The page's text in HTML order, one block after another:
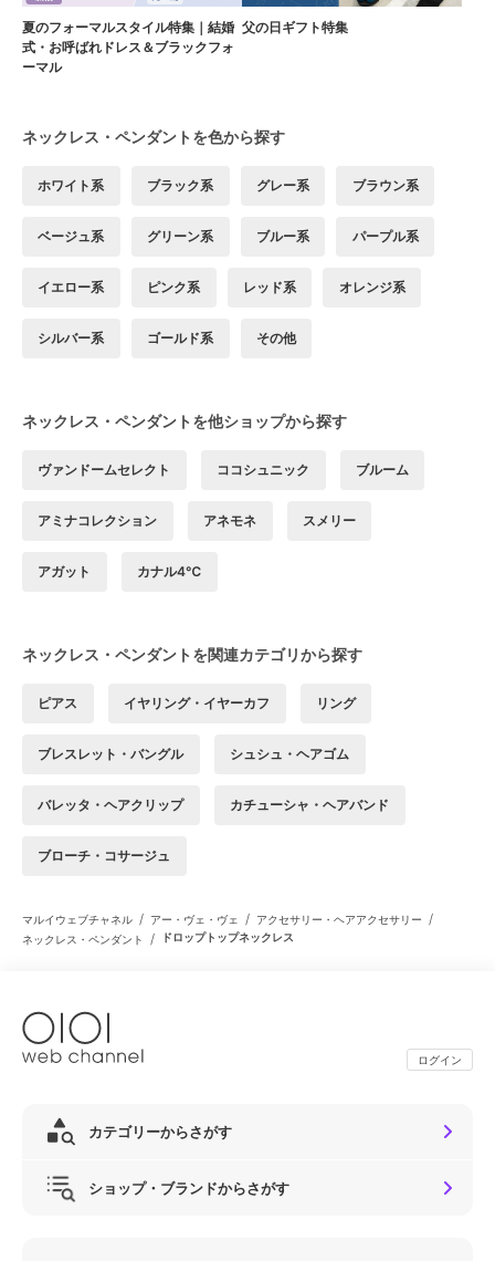
夏のフォーマルスタイル特集｜結婚
式・お呼ばれドレス＆ブラックフォ
ーマル
父の日ギフト特集
ネックレス・ペンダントを色から探す
ホワイト系 ブラック系 グレー系 ブラウン系
ベージュ系 グリーン系 ブルー系 パープル系
イエロー系 ピンク系 レッド系 オレンジ系
シルバー系 ゴールド系 その他
ネックレス・ペンダントを他ショップから探す
ヴァンドームセレクト ココシュニック ブルーム
アミナコレクション アネモネ スメリー
アガット カナル4℃
ネックレス・ペンダントを関連カテゴリから探す
ピアス イヤリング・イヤーカフ リング
ブレスレット・バングル シュシュ・ヘアゴム
バレッタ・ヘアクリップ カチューシャ・ヘアバンド
ブローチ・コサージュ
マルイウェブチャネル / アー・ヴェ・ヴェ / アクセサリー・ヘアアクセサリー /
ネックレス・ペンダント / ドロップトップネックレス
ログイン
カテゴリーからさがす
ショップ・ブランドからさがす